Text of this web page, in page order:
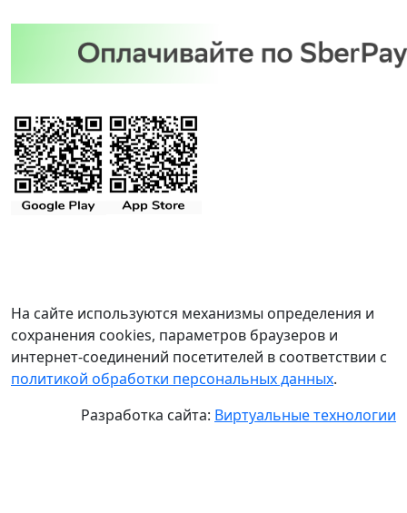
На сайте используются механизмы определения и
сохранения cookies, параметров браузеров и
интернет-соединений посетителей в соответствии с
политикой обработки персональных данных.
Разработка сайта: Виртуальные технологии